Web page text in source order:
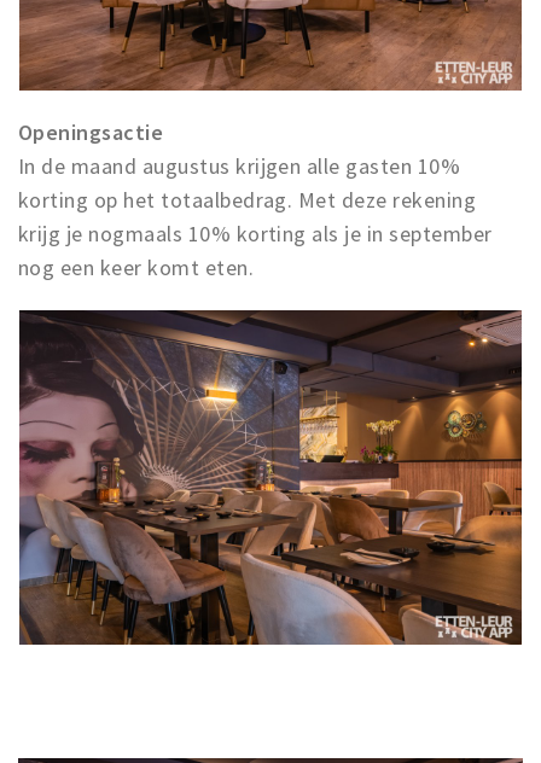
Openingsactie
In de maand augustus krijgen alle gasten 10%
korting op het totaalbedrag. Met deze rekening
krijg je nogmaals 10% korting als je in september
nog een keer komt eten.